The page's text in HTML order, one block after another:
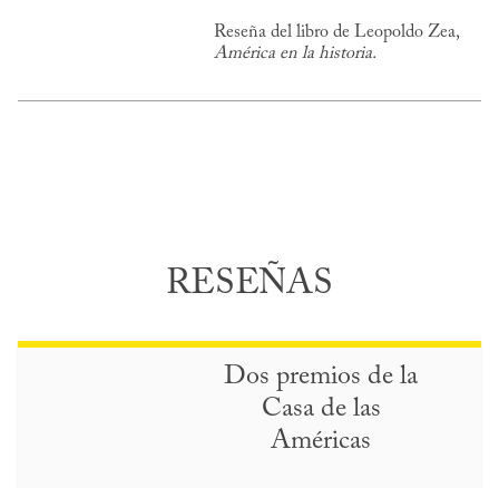
Reseña del libro de Leopoldo Zea,
América en la historia.
RESEÑAS
Dos premios de la
Casa de las
Américas